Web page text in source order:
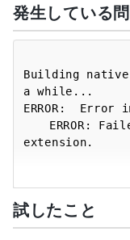
発生している
Building
a while...
ERROR:  Error
extension.
1.12.2/ext/ffi_c
/System/
試したこと